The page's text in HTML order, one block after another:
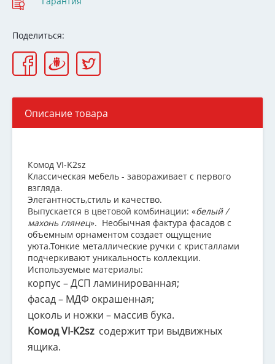
Поделиться:
Описание товара
Комод VI-K2sz
Классическая мебель - завораживает с первого
взгляда.
Элегантность,стиль и качество.
Выпускается в цветовой комбинации: «белый /
махонь глянец». Необычная фактура фасадов с
объемным орнаментом создает ощущение
уюта.Тонкие металлические ручки с кристаллами
подчеркивают уникальность коллекции.
Используемые материалы:
корпус – ДСП ламинированная;
фасад – МДФ окрашенная;
цоколь и ножки – массив бука.
Комод VI-K2sz содержит три выдвижных
ящика.